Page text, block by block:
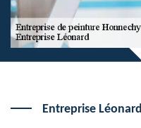
Entreprise Léonard